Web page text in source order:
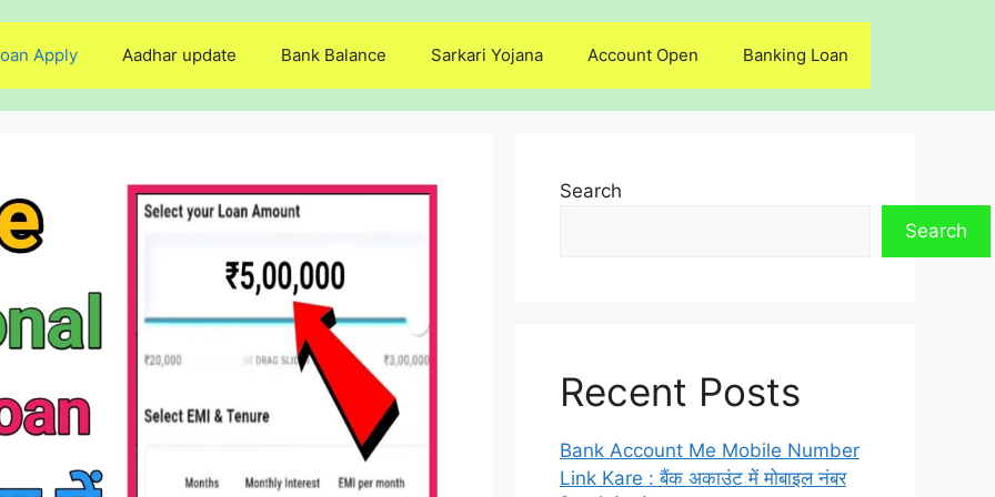
Apply Aadhar update Bank Balance Sarkari Yojana Account Open Banking Loan
Search
Search
Recent Posts
Bank Account Me Mobile Number
Link Kare : बैंक अकाउंट में मोबाइल नंबर